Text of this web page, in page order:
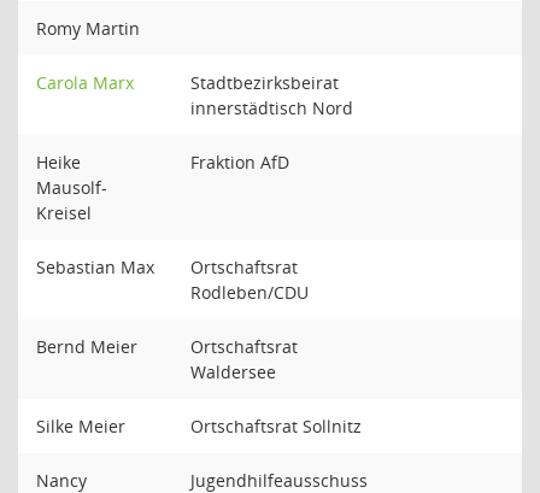
Romy Martin
Carola Marx
Stadtbezirksbeirat
innerstädtisch Nord
Heike
Mausolf-
Kreisel
Fraktion AfD
Sebastian Max
Ortschaftsrat
Rodleben/CDU
Bernd Meier
Ortschaftsrat
Waldersee
Silke Meier Ortschaftsrat Sollnitz
Nancy
Jugendhilfeausschuss